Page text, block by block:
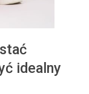
idealny